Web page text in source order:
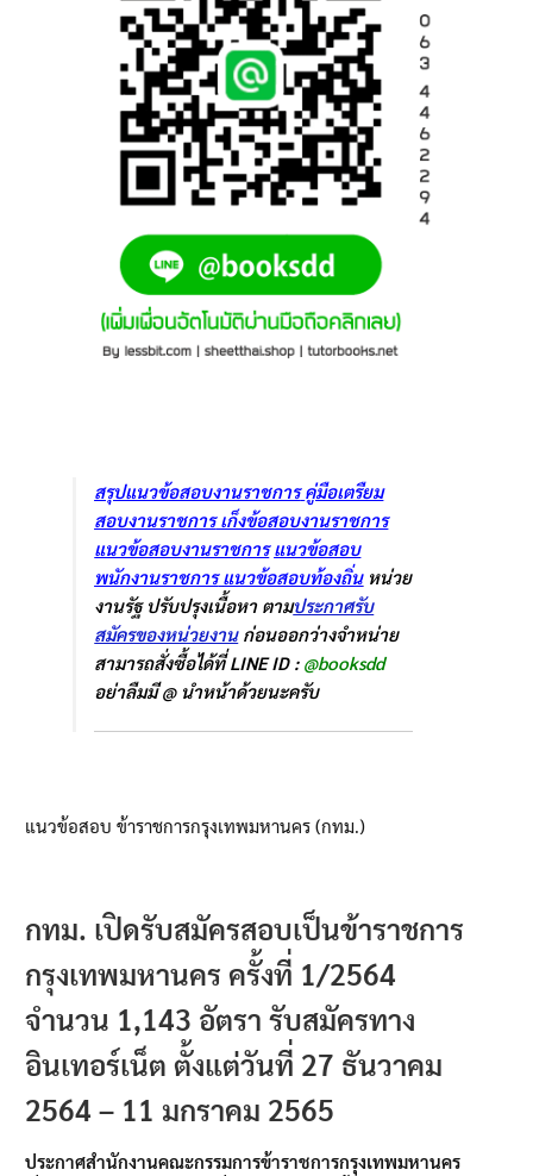
สรุปแนวข้อสอบงานราชการ คู่มือเตรืยม
สอบงานราชการ เก็งข้อสอบงานราชการ
แนวข้อสอบงานราชการ แนวข้อสอบ
พนักงานราชการ แนวข้อสอบท้องถิ่นหน่วย
งานรัฐ ปรับปรุงเนื้อหา ตามประกาศรับ
สมัครของหน่วยงานก่อนออกว่างจำหน่าย
สามารถสั่งซื้อได้ที่ LINE ID : @booksdd
อย่าลืมมี @ นำหน้าด้วยนะครับ
แนวข้อสอบ ข้าราชการกรุงเทพมหานคร (กทม.)
กทม. เปิดรับสมัครสอบเป็นข้าราชการ
กรุงเทพมหานคร ครั้งที่ 1/2564
จำนวน 1,143 อัตรา รับสมัครทาง
อินเทอร์เน็ต ตั้งแต่วันที่ 27 ธันวาคม
2564 – 11 มกราคม 2565
ประกาศสำนักงานคณะกรรมการข้าราชการกรุงเทพมหานคร